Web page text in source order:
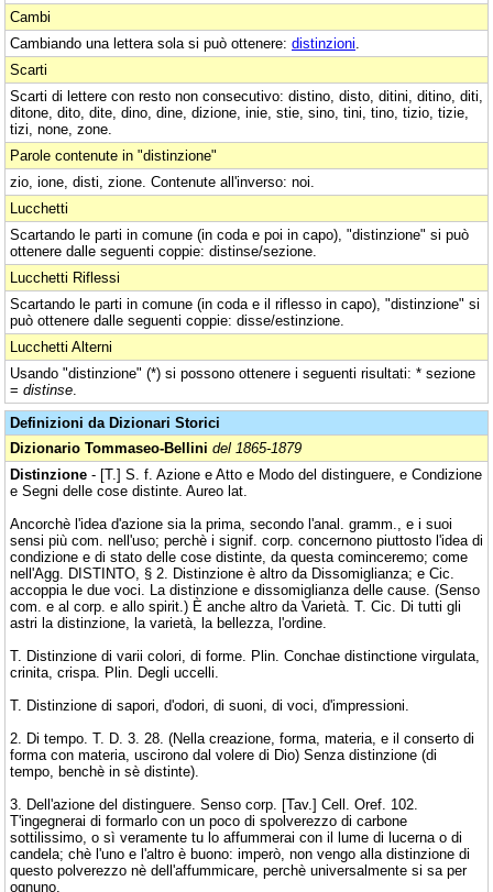
Cambi
Cambiando una lettera sola si può ottenere: distinzioni
Scarti
Scarti di lettere con resto non consecutivo: distino, disto, ditini, ditino, diti,
ditone, dito, dite, dino, dine, dizione, inie, stie, sino, tini, tino, tizio, tizie,
tizi, none, zone.
Parole contenute in "distinzione"
zio, ione, disti, zione. Contenute all'inverso: noi.
Lucchetti
Scartando le parti in comune (in coda e poi in capo), "distinzione" si può
ottenere dalle seguenti coppie: distinse/sezione.
Lucchetti Riflessi
Scartando le parti in comune (in coda e il riflesso in capo), "distinzione" si
può ottenere dalle seguenti coppie: disse/estinzione.
Lucchetti Alterni
Usando "distinzione" (*) si possono ottenere i seguenti risultati: * sezione
= distinse
Definizioni da Dizionari Storici
Dizionario Tommaseo-Bellini del 1865-1879
Distinzione - [T.] S. f. Azione e Atto e Modo del distinguere, e Condizione
e Segni delle cose distinte. Aureo lat.
Ancorchè l'idea d'azione sia la prima, secondo l'anal. gramm., e i suoi
sensi più com. nell'uso; perchè i signif. corp. concernono piuttosto l'idea di
condizione e di stato delle cose distinte, da questa cominceremo; come
nell'Agg. DISTINTO, § 2. Distinzione è altro da Dissomiglianza; e Cic.
accoppia le due voci. La distinzione e dissomiglianza delle cause. (Senso
com. e al corp. e allo spirit.) È anche altro da Varietà. T. Cic. Di tutti gli
astri la distinzione, la varietà, la bellezza, l'ordine.
T. Distinzione di varii colori, di forme. Plin. Conchae distinctione virgulata,
crinita, crispa. Plin. Degli uccelli.
T. Distinzione di sapori, d'odori, di suoni, di voci, d'impressioni.
2. Di tempo. T. D. 3. 28. (Nella creazione, forma, materia, e il conserto di
forma con materia, uscirono dal volere di Dio) Senza distinzione (di
tempo, benchè in sè distinte).
3. Dell'azione del distinguere. Senso corp. [Tav.] Cell. Oref. 102.
T'ingegnerai di formarlo con un poco di spolverezzo di carbone
sottilissimo, o sì veramente tu lo affummerai con il lume di lucerna o di
candela; chè l'uno e l'altro è buono: imperò, non vengo alla distinzione di
questo polverezzo nè dell'affummicare, perchè universalmente si sa per
ognuno.